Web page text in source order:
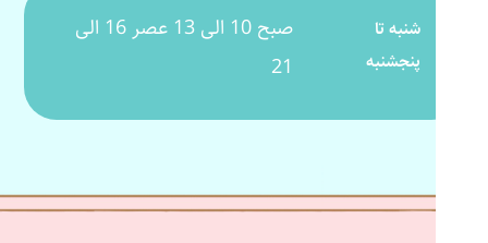
شنبه تا
پنجشنبه
صبح 10 الی 13 عصر 16 الی
21